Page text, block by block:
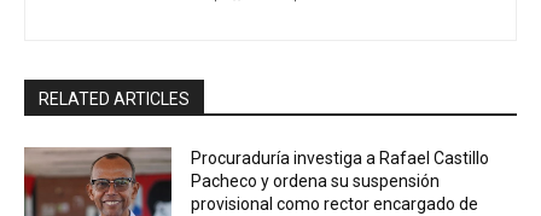
RELATED ARTICLES
Procuraduría investiga a Rafael Castillo
Pacheco y ordena su suspensión
provisional como rector encargado de